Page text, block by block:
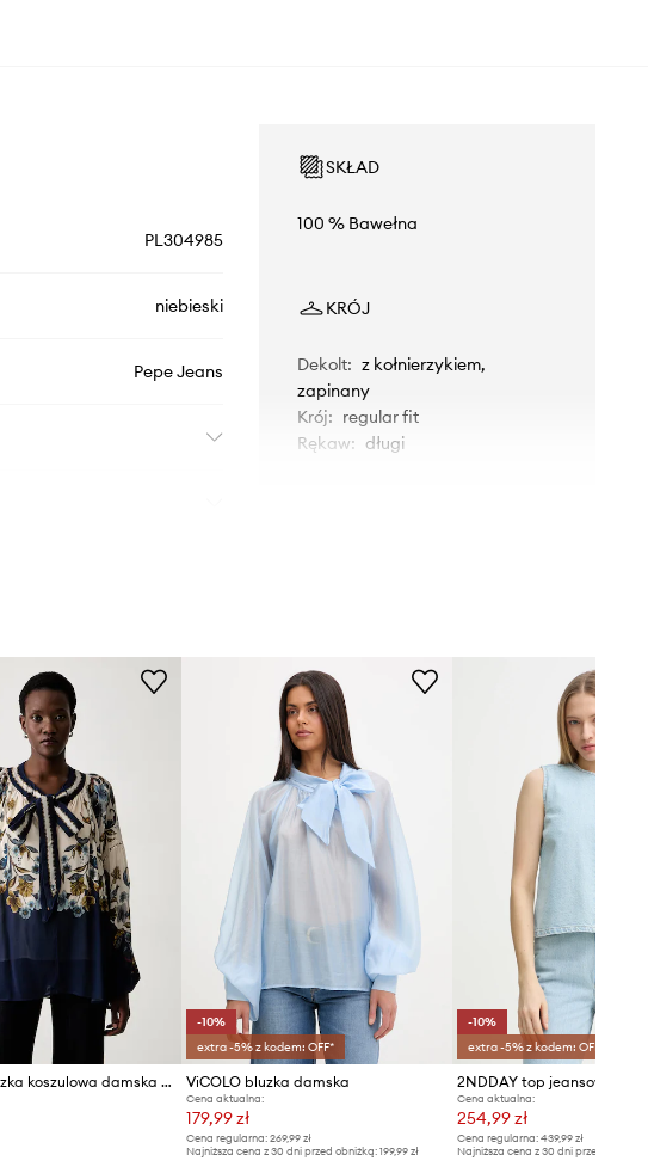
PL304985
niebieski
Pepe Jeans
SKŁAD
100 % Bawełna
KRÓJ
Dekolt: z kołnierzykiem,
zapinany
Krój: regular fit
Rękaw: długi
Zalecamy wybór rozmiaru, jaki nosisz
zazwyczaj.
Tabela rozmiarów
Farm Rio bluzka koszulowa damska z wiskozy
-10%
extra -5% z kodem: OFF*
ViCOLO bluzka damska
Cena aktualna:
179,99 zł
Cena regularna:269,99 zł
Najniższa cena z 30 dni przed obniżką:199,99 zł
-10%
extra -5% z kodem: OFF*
2NDDAY top jeansowy
Cena aktualna:
254,99 zł
Cena regularna: 439,99 zł
Najniższa cena z 30 dni przed obniżką: